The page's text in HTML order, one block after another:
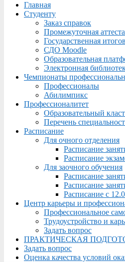
Menu
Главная
Студенту
Заказ справок
Промежуточная
Государственная
СДО Moodle
Образовательная
Электронная
Чемпионаты
Профессионалы
Абилимпикс
Профессионалитет
Образовательный
Перечень
Расписание
Для очного отделения
Расписание
Расписание
Для заочного обучения
Расписание
Расписание
Расписание с
Центр карьеры и
Профессиональное
Трудоустройство и
Задать вопрос
ПРАКТИЧЕСКАЯ
Задать вопрос
Оценка качества условий